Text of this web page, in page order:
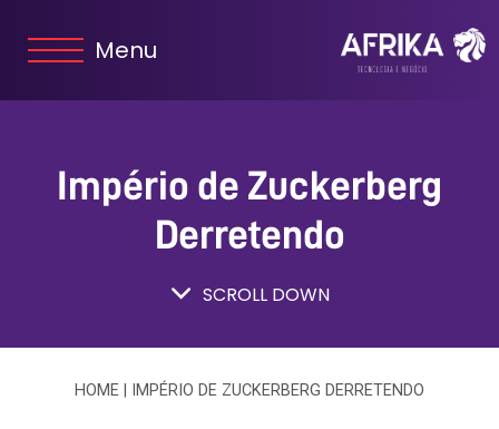
Menu
Império de Zuckerberg
Derretendo
SCROLL DOWN
HOME IMPÉRIO DE ZUCKERBERG DERRETENDO